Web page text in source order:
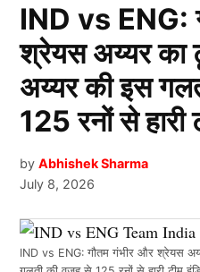
IND vs ENG:
श्रेयस अय्यर का
अय्यर की इस
125 रनों से हारी
by Abhishek Sharma
July 8, 2026
IND vs ENG: गौतम गंभीर और श्रेयस